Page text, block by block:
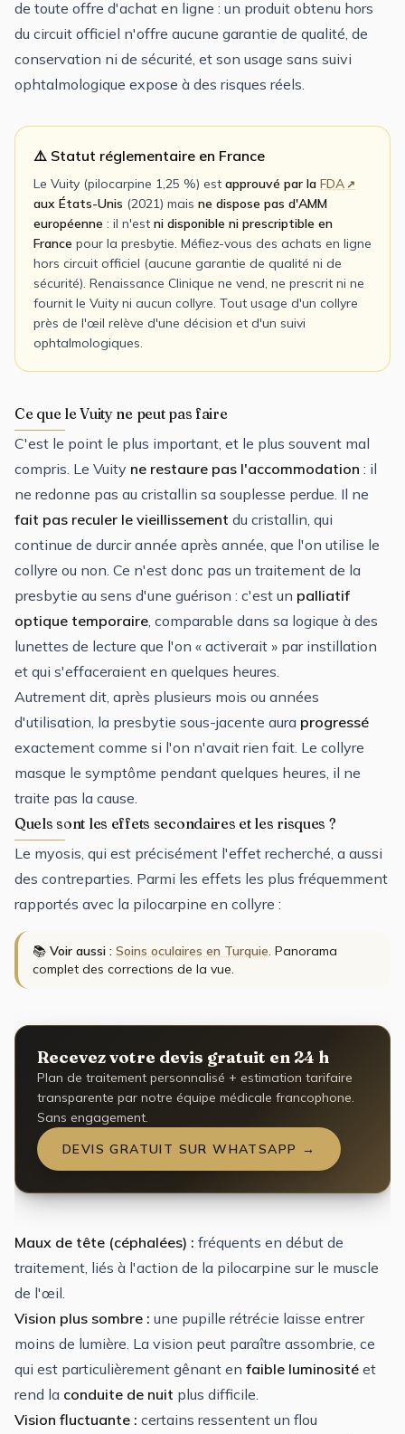
de toute offre d'achat en ligne : un produit obtenu hors
du circuit officiel n'offre aucune garantie de qualité, de
conservation ni de sécurité, et son usage sans suivi
ophtalmologique expose à des risques réels.
⚠️ Statut réglementaire en France
Le Vuity (pilocarpine 1,25 %) est approuvé par la FDA
aux États-Unis (2021) mais ne dispose pas d'AMM
européenne : il n'est ni disponible ni prescriptible en
France pour la presbytie. Méfiez-vous des achats en ligne
hors circuit officiel (aucune garantie de qualité ni de
sécurité). Renaissance Clinique ne vend, ne prescrit ni ne
fournit le Vuity ni aucun collyre. Tout usage d'un collyre
près de l'œil relève d'une décision et d'un suivi
ophtalmologiques.
Ce que le Vuity ne peut pas faire
C'est le point le plus important, et le plus souvent mal
compris. Le Vuity ne restaure pas l'accommodation : il
ne redonne pas au cristallin sa souplesse perdue. Il ne
fait pas reculer le vieillissement du cristallin, qui
continue de durcir année après année, que l'on utilise le
collyre ou non. Ce n'est donc pas un traitement de la
presbytie au sens d'une guérison : c'est un palliatif
optique temporaire, comparable dans sa logique à des
lunettes de lecture que l'on « activerait » par instillation
et qui s'effaceraient en quelques heures.
Autrement dit, après plusieurs mois ou années
d'utilisation, la presbytie sous-jacente aura progressé
exactement comme si l'on n'avait rien fait. Le collyre
masque le symptôme pendant quelques heures, il ne
traite pas la cause.
Quels sont les effets secondaires et les risques ?
Le myosis, qui est précisément l'effet recherché, a aussi
des contreparties. Parmi les effets les plus fréquemment
rapportés avec la pilocarpine en collyre :
📚 Voir aussi : Soins oculaires en Turquie. Panorama
complet des corrections de la vue.
Recevez votre devis gratuit en 24 h
Plan de traitement personnalisé + estimation tarifaire
transparente par notre équipe médicale francophone.
Sans engagement.
DEVIS GRATUIT SUR WHATSAPP →
Maux de tête (céphalées) : fréquents en début de
traitement, liés à l'action de la pilocarpine sur le muscle
de l'œil.
Vision plus sombre : une pupille rétrécie laisse entrer
moins de lumière. La vision peut paraître assombrie, ce
qui est particulièrement gênant en faible luminosité et
rend la conduite de nuit plus difficile.
Vision fluctuante : certains ressentent un flou